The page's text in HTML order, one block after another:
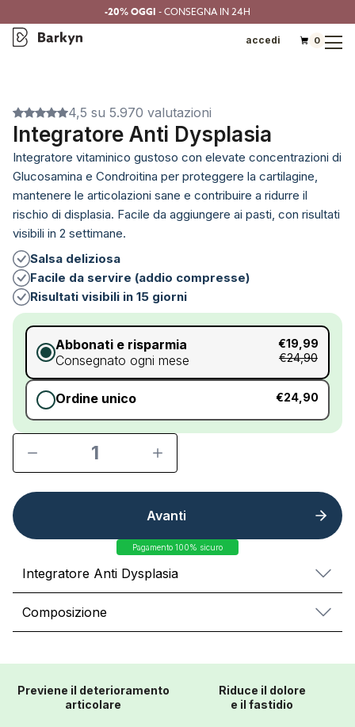
-20% OGGI - CONSEGNA IN 24H
accedi 0
4,5 su 5.970 valutazioni
Integratore Anti Dysplasia
Integratore vitaminico gustoso con elevate concentrazioni di
Glucosamina e Condroitina per proteggere la cartilagine,
mantenere le articolazioni sane e contribuire a ridurre il
rischio di displasia. Facile da aggiungere ai pasti, con risultati
visibili in 2 settimane.
Salsa deliziosa
Facile da servire (addio compresse)
Risultati visibili in 15 giorni
Abbonati e risparmia
Consegnato ogni mese
€19,99
€24,90
Ordine unico €24,90
1
Avanti
Pagamento 100% sicuro
Integratore Anti Dysplasia
Composizione
Previene il deterioramento
articolare
Riduce il dolore
e il fastidio